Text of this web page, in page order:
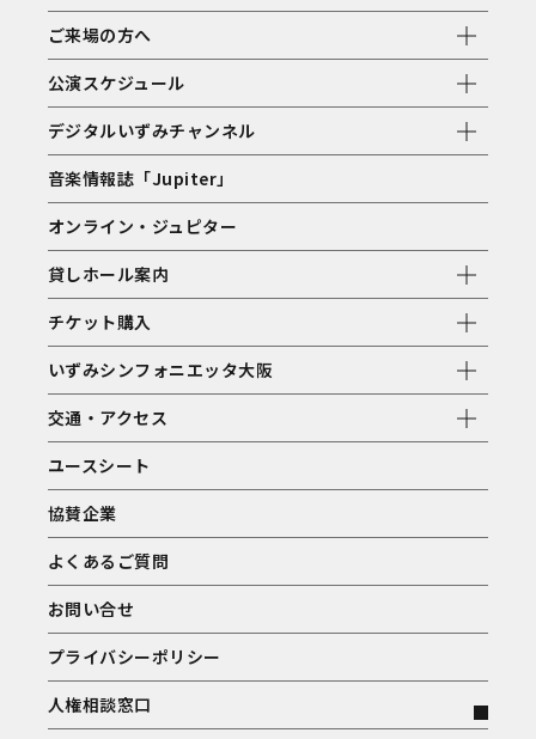
ご来場の方へ
公演スケジュール
デジタルいずみチャンネル
音楽情報誌「Jupiter」
オンライン・ジュピター
貸しホール案内
チケット購入
いずみシンフォニエッタ大阪
交通・アクセス
ユースシート
協賛企業
よくあるご質問
お問い合せ
プライバシーポリシー
人権相談窓口